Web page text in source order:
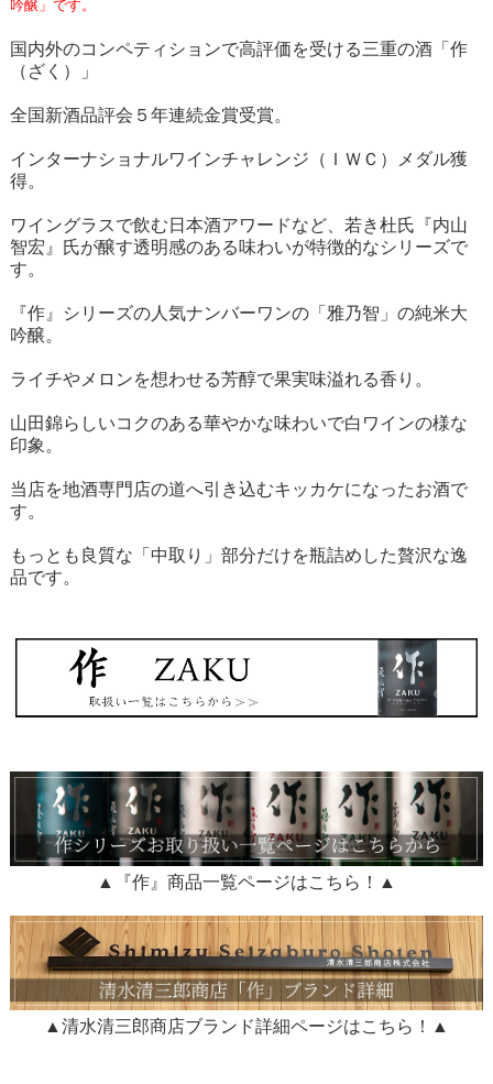
吟醸」です。
国内外のコンペティションで高評価を受ける三重の酒「作
（ざく）」
全国新酒品評会５年連続金賞受賞。
インターナショナルワインチャレンジ（ＩＷＣ）メダル獲
得。
ワイングラスで飲む日本酒アワードなど、若き杜氏『内山
智宏』氏が醸す透明感のある味わいが特徴的なシリーズで
す。
『作』シリーズの人気ナンバーワンの「雅乃智」の純米大
吟醸。
ライチやメロンを想わせる芳醇で果実味溢れる香り。
山田錦らしいコクのある華やかな味わいで白ワインの様な
印象。
当店を地酒専門店の道へ引き込むキッカケになったお酒で
す。
もっとも良質な「中取り」部分だけを瓶詰めした贅沢な逸
品です。
▲『作』商品一覧ページはこちら！▲
▲清水清三郎商店ブランド詳細ページはこちら！▲